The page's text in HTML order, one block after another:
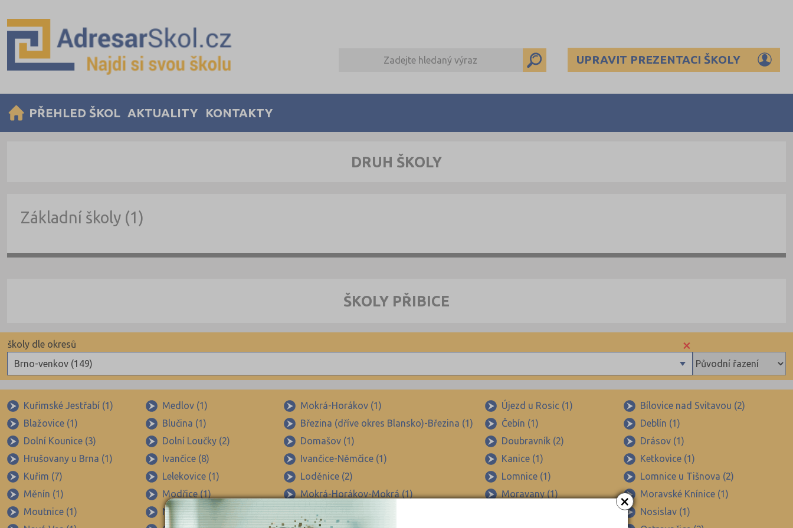
×
UPRAVIT PREZENTACI ŠKOLY
PŘEHLED ŠKOL AKTUALITY KONTAKTY
DRUH ŠKOLY
Základní školy (1)
ŠKOLY PŘIBICE
×
Brno-venkov (149)
školy dle okresů
Beroun (85)
Blansko (88)
Brno-město (317)
Brno-venkov (149)
Bruntál (73)
Břeclav (84)
Česká Lípa (79)
Kuřimské Jestřabí (1) Medlov (1) Mokrá-Horákov (1) Újezd u Rosic (1)
Bílovice nad Svitavou (2)
Blažovice (1)
Blučina (1) Březina (dříve okres Blansko)-Březina (1) Čebín (1)
Deblín (1)
Dolní Kounice (3)
Dolní Loučky (2) Domašov (1) Doubravník (2)
Drásov (1)
Hrušovany u Brna (1)
Ivančice (8) Ivančice-Němčice (1) Kanice (1)
Ketkovice (1)
Kuřim (7)
Lelekovice (1) Loděnice (2) Lomnice (1)
Lomnice u Tišnova (2)
Měnín (1)
Modřice (1) Mokrá-Horákov-Mokrá (1) Moravany (1)
Moravské Knínice (1)
Moutnice (1)
Nedvědice (1) Němčičky u Židlochovic (1)
Nosislav (1)